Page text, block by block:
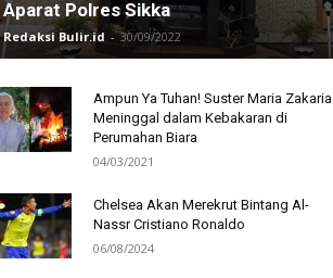
Aparat Polres Sikka
Redaksi Bulir.id - 30/09/2022
Ampun Ya Tuhan! Suster Maria Zakaria
Meninggal dalam Kebakaran di
Perumahan Biara
04/03/2021
Chelsea Akan Merekrut Bintang Al-
Nassr Cristiano Ronaldo
06/08/2024